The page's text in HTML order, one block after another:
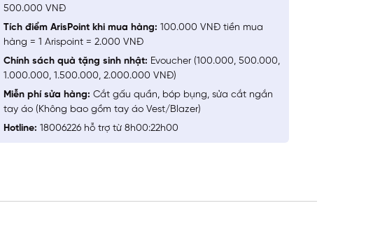
500.000 VNĐ
Tích điểm ArisPoint khi mua hàng: 100.000 VNĐ tiền mua
hàng = 1 Arispoint = 2.000 VNĐ
Chính sách quà tặng sinh nhật: Evoucher (100.000, 500.000,
1.000.000, 1.500.000, 2.000.000 VNĐ)
Miễn phí sửa hàng: Cắt gấu quần, bóp bụng, sửa cắt ngắn
tay áo (Không bao gồm tay áo Vest/Blazer)
Hotline: 18006226 hỗ trợ từ 8h00:22h00